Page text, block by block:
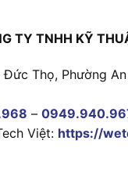
TY TNHH KỸ
Thọ, Phường
–
Việt: https://